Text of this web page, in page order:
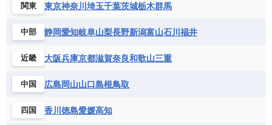
関東 東京神奈川 埼玉千葉茨城栃木群馬
中部 静岡愛知岐阜山梨長野新潟富山石川 福井
近畿 大阪兵庫京都滋賀奈良和歌山三重
中国 広島岡山山口島根鳥取
四国 香川 徳島愛媛高知